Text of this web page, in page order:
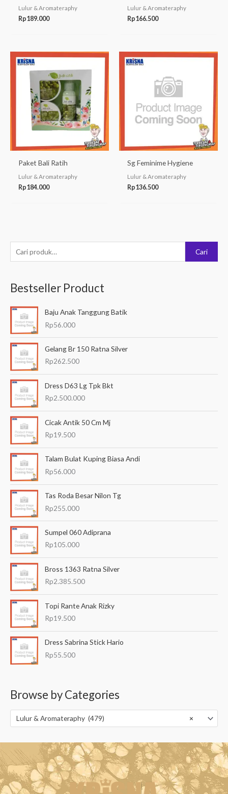
e
c
a
u
n
u
Cari
Bestseller Product
Baju Anak Tanggung Batik
Rp56.000
Gelang Br 150 Ratna Silver
Rp262.500
Dress D63 Lg Tpk Bkt
Rp2.500.000
Cicak Antik 50 Cm Mj
Rp19.500
Talam Bulat Kuping Biasa Andi
Rp56.000
Tas Roda Besar Nilon Tg
Rp255.000
Sumpel 060 Adiprana
Rp105.000
Bross 1363 Ratna Silver
Rp2.385.500
Topi Rante Anak Rizky
Rp19.500
Dress Sabrina Stick Hario
Rp55.500
Browse by Categories
×
Lulur & Aromateraphy (479)
Lulur & Aromateraphy
Rp189.000
Lulur & Aromateraphy
Rp166.500
Paket Bali Ratih
Lulur & Aromateraphy
Rp184.000
Sg Feminime Hygiene
Lulur & Aromateraphy
Rp136.500